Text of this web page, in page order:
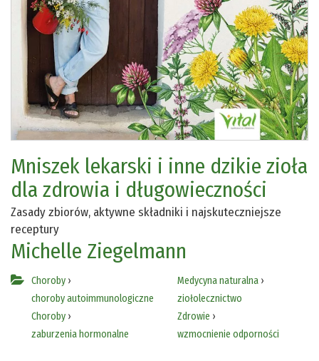
Mniszek lekarski i inne dzikie zioła
dla zdrowia i długowieczności
Zasady zbiorów, aktywne składniki i najskuteczniejsze
receptury
Michelle Ziegelmann
Choroby ›
choroby autoimmunologiczne
Choroby ›
zaburzenia hormonalne
Medycyna naturalna›
ziołolecznictwo
Zdrowie ›
wzmocnienie odporności